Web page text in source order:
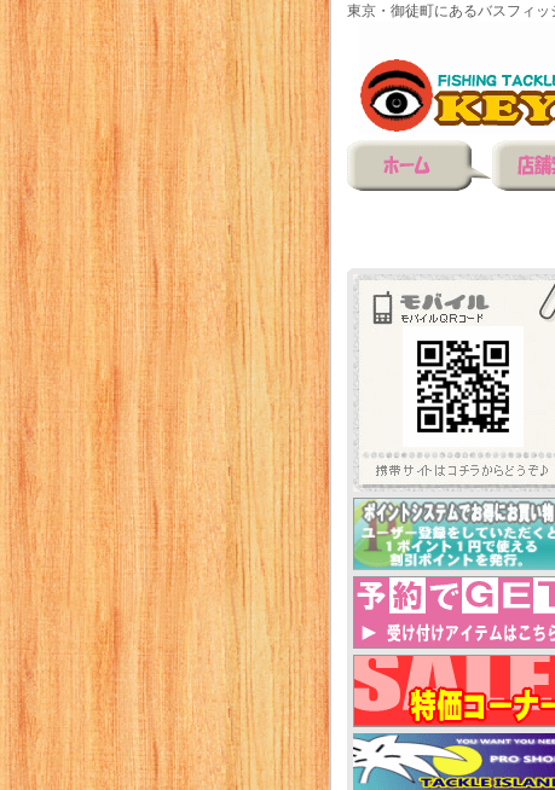
東京・御徒町にあるバスフィ